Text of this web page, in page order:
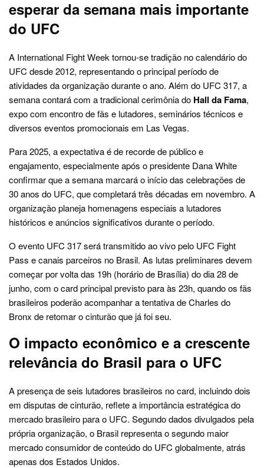
esperar da semana mais importante
do UFC
A International Fight Week tornou-se tradição no calendário do
UFC desde 2012, representando o principal período de
atividades da organização durante o ano. Além do UFC 317, a
semana contará com a tradicional cerimônia do Hall da Fama,
expo com encontro de fãs e lutadores, seminários técnicos e
diversos eventos promocionais em Las Vegas.
Para 2025, a expectativa é de recorde de público e
engajamento, especialmente após o presidente Dana White
confirmar que a semana marcará o início das celebrações de
30 anos do UFC, que completará três décadas em novembro. A
organização planeja homenagens especiais a lutadores
históricos e anúncios significativos durante o período.
O evento UFC 317 será transmitido ao vivo pelo UFC Fight
Pass e canais parceiros no Brasil. As lutas preliminares devem
começar por volta das 19h (horário de Brasília) do dia 28 de
junho, com o card principal previsto para às 23h, quando os fãs
brasileiros poderão acompanhar a tentativa de Charles do
Bronx de retomar o cinturão que já foi seu.
O impacto econômico e a crescente
relevância do Brasil para o UFC
A presença de seis lutadores brasileiros no card, incluindo dois
em disputas de cinturão, reflete a importância estratégica do
mercado brasileiro para o UFC. Segundo dados divulgados pela
própria organização, o Brasil representa o segundo maior
mercado consumidor de conteúdo do UFC globalmente, atrás
apenas dos Estados Unidos.